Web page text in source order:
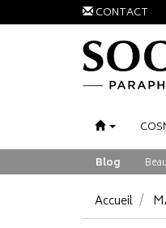
CONTACT
Blog
Accueil